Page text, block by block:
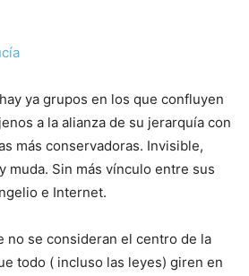
ya grupos en los que confluyen
a la alianza de su jerarquía con
más conservadoras. Invisible,
muda. Sin más vínculo entre sus
e Internet.
no se consideran el centro de la
todo ( incluso las leyes) giren en